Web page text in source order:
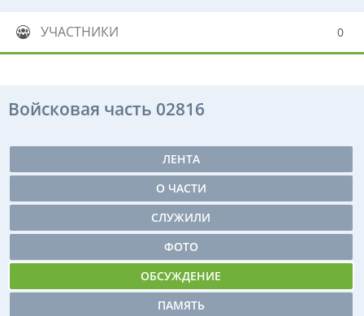
УЧАСТНИКИ 0
Войсковая часть 02816
ЛЕНТА
О ЧАСТИ
СЛУЖИЛИ
ФОТО
ОБСУЖДЕНИЕ
ПАМЯТЬ